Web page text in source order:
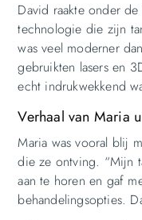
David raakte onder
technologie die zijn
was veel moderner
gebruikten lasers en
echt indrukwekkend
Verhaal van Maria
Maria was vooral blij
die ze ontving. “Mijn
aan te horen en gaf
behandelingsopties.